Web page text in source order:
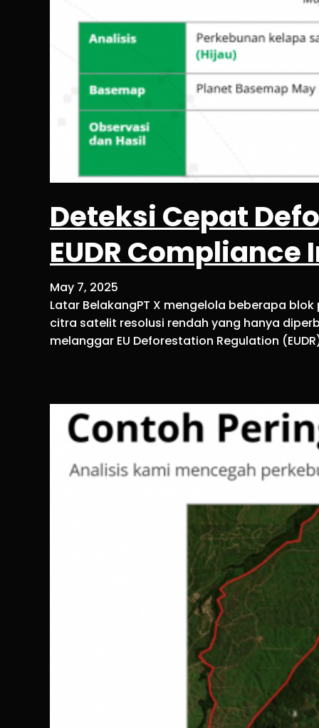
Deteksi Cepat
EUDR Compliance
May 7, 2025
Latar BelakangPT X mengelola beberapa
citra satelit resolusi rendah yang hanya
melanggar EU Deforestation Regulation